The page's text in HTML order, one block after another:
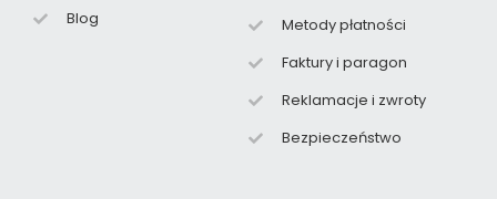
Blog
Metody płatności
Faktury i paragon
Reklamacje i zwroty
Bezpieczeństwo